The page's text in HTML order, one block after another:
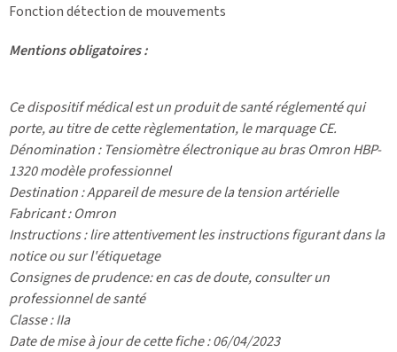
Fonction détection de mouvements
Mentions obligatoires :
Ce dispositif médical est un produit de santé réglementé qui
porte, au titre de cette règlementation, le marquage CE.
Dénomination : Tensiomètre électronique au bras Omron HBP-
1320 modèle professionnel
Destination : Appareil de mesure de la tension artérielle
Fabricant : Omron
Instructions : lire attentivement les instructions figurant dans la
notice ou sur l'étiquetage
Consignes de prudence: en cas de doute, consulter un
professionnel de santé
Classe : IIa
Date de mise à jour de cette fiche : 06/04/2023